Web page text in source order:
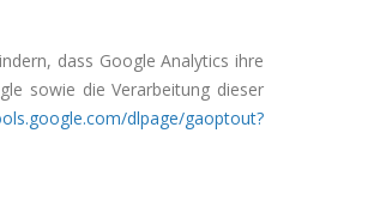
dass Google Analytics ihre
sowie die Verarbeitung dieser
dlpage/gaoptout?